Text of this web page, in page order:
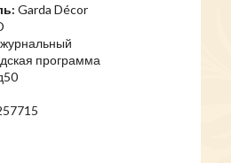
Garda Décor
программа